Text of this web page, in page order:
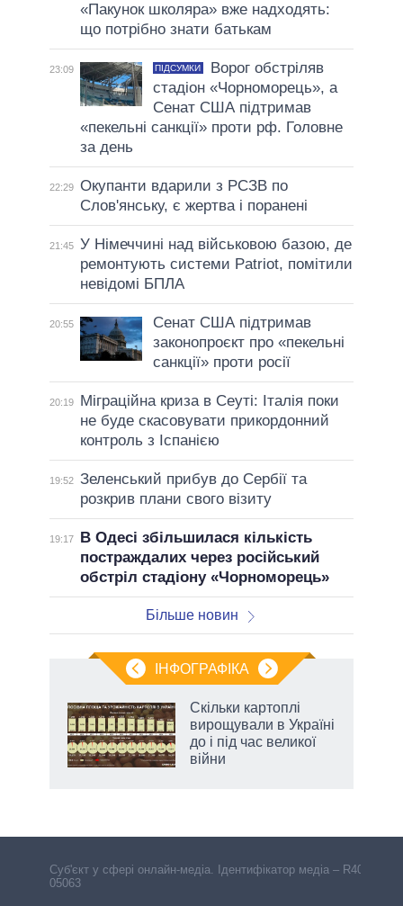
«Пакунок школяра» вже надходять:
що потрібно знати батькам
23:09 ПІДСУМКИ
Ворог обстріляв
стадіон «Чорноморець», а
Сенат США підтримав
«пекельні санкції» проти рф. Головне
за день
22:29 Окупанти вдарили з РСЗВ по
Слов'янську, є жертва і поранені
21:45 У Німеччині над військовою базою, де
ремонтують системи Patriot, помітили
невідомі БПЛА
20:55
Сенат США підтримав
законопроєкт про «пекельні
санкції» проти росії
20:19
Міграційна криза в Сеуті: Італія поки
не буде скасовувати прикордонний
контроль з Іспанією
19:52 Зеленський прибув до Сербії та
розкрив плани свого візиту
19:17
В Одесі збільшилася кількість
постраждалих через російський
обстріл стадіону «Чорноморець»
Більше новин
ІНФОГРАФІКА
Скільки картоплі
вирощували в Україні
до і під час великої
війни
Cуб'єкт у сфері онлайн-медіа. Ідентифікатор медіа – R40-
05063